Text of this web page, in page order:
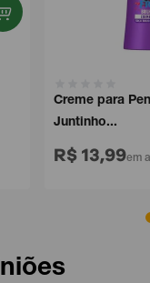
Creme para
Juntinho...
R$ 13,99em até